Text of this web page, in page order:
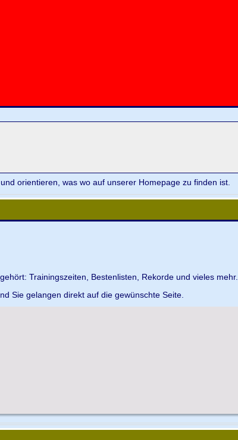
orientieren, was wo auf unserer Homepage zu finden ist.
gehört: Trainingszeiten, Bestenlisten, Rekorde und vieles mehr.
Sie gelangen direkt auf die gewünschte Seite.